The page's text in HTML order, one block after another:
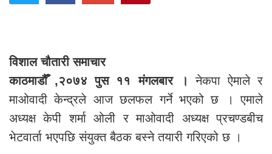
विशाल चौतारी समाचार
काठमाडौँ ,२०७४ पुस ११ मंगलबार ।
नेकपा ऐमाले र
माओवादी केन्द्रले आज छलफल गर्ने भएको छ । एमाले
अध्यक्ष केपी शर्मा ओली र माओवादी अध्यक्ष प्रचण्डबीच
भेटवार्ता भएपछि संयुक्त बैठक बस्ने तयारी गरिएको छ ।